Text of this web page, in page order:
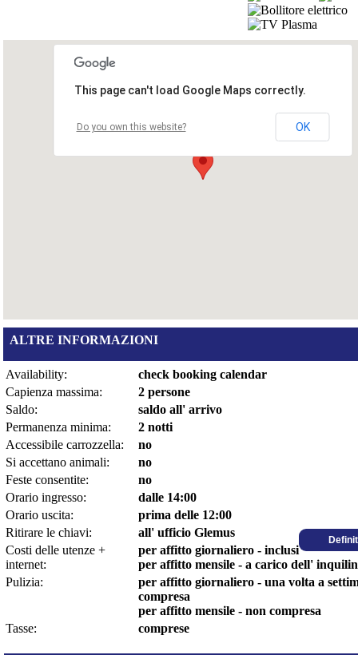
This page can't load Google Maps correctly.
Do you own this website? OK
ALTRE INFORMAZIONI
Availability:
check booking calendar
Capienza massima:
2 persone
Saldo:
saldo all' arrivo
Permanenza minima:
2 notti
Accessibile carrozzella:
no
Si accettano animali:
no
Feste consentite:
no
Orario ingresso:
dalle 14:00
Orario uscita:
prima delle 12:00
Ritirare le chiavi:
all' ufficio Glemus
Costi delle utenze +
internet:
per affitto giornaliero - inclusi
per affitto mensile - a carico dell'
Pulizia:
per affitto giornaliero - una volta a
compresa
per affitto mensile - non compresa
Tasse:
comprese